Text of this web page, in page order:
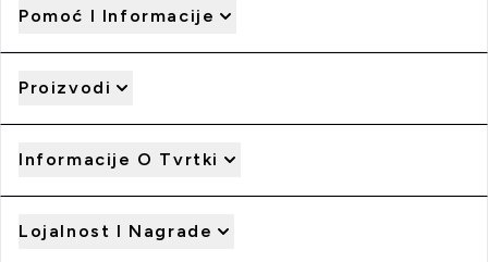
Pomoć I Informacije
Proizvodi
Informacije O Tvrtki
Lojalnost I Nagrade